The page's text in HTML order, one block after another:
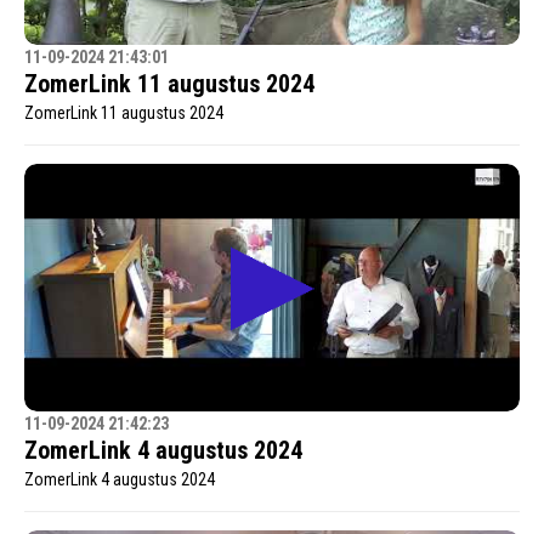
11-09-2024 21:43:01
ZomerLink 11 augustus 2024
ZomerLink 11 augustus 2024
11-09-2024 21:42:23
ZomerLink 4 augustus 2024
ZomerLink 4 augustus 2024